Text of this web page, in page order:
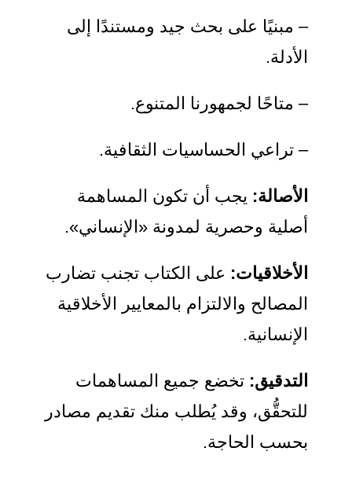
– مبنيًا على بحث جيد ومستندًا إلى
الأدلة.
– متاحًا لجمهورنا المتنوع.
– تراعي الحساسيات الثقافية.
الأصالة: يجب أن تكون المساهمة
أصلية وحصرية لمدونة «الإنساني».
الأخلاقيات: على الكتاب تجنب تضارب
المصالح والالتزام بالمعايير الأخلاقية
الإنسانية.
التدقيق: تخضع جميع المساهمات
للتحقُّق، وقد يُطلب منك تقديم مصادر
بحسب الحاجة.